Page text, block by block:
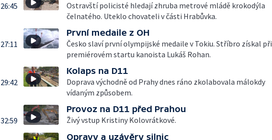
26:45
Ostravští policisté hledají zhruba metrové mládě krokodýla
čelnatého. Uteklo chovateli v části Hrabůvka.
27:11
První medaile z OH
Česko slaví první olympijské medaile v Tokiu. Stříbro získal při
premiérovém startu kanoista Lukáš Rohan.
29:42
Kolaps na D11
Doprava východně od Prahy dnes ráno zkolabovala málokdy
vídaným způsobem.
32:59
Provoz na D11 před Prahou
Živý vstup Kristiny Kolovrátkové.
Opravy a uzávěry silnic